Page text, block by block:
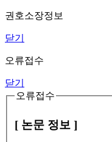
권호소장정보
닫기
오류접수
닫기
오류접수
[ 논문 정보 ]